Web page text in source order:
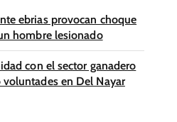
ebrias provocan choque
hombre lesionado
con el sector ganadero
en Del Nayar